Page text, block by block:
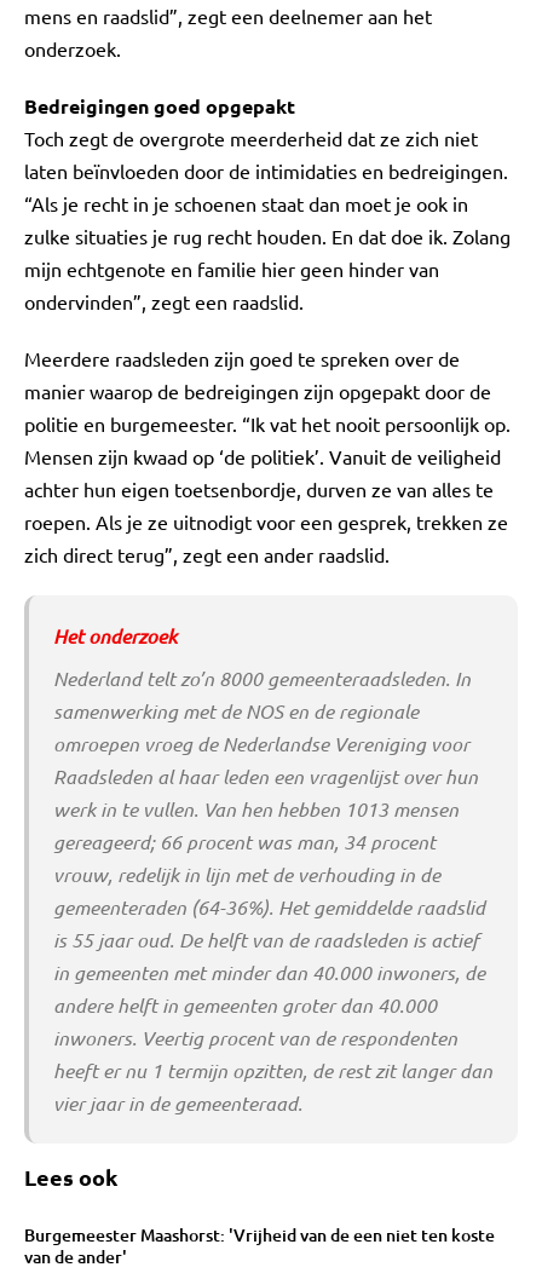
mens en raadslid”, zegt een deelnemer aan het
onderzoek.
Bedreigingen goed opgepakt
Toch zegt de overgrote meerderheid dat ze zich niet
laten beïnvloeden door de intimidaties en bedreigingen.
“Als je recht in je schoenen staat dan moet je ook in
zulke situaties je rug recht houden. En dat doe ik. Zolang
mijn echtgenote en familie hier geen hinder van
ondervinden”, zegt een raadslid.
Meerdere raadsleden zijn goed te spreken over de
manier waarop de bedreigingen zijn opgepakt door de
politie en burgemeester. “Ik vat het nooit persoonlijk op.
Mensen zijn kwaad op ‘de politiek’. Vanuit de veiligheid
achter hun eigen toetsenbordje, durven ze van alles te
roepen. Als je ze uitnodigt voor een gesprek, trekken ze
zich direct terug”, zegt een ander raadslid.
Het onderzoek
Nederland telt zo’n 8000 gemeenteraadsleden. In
samenwerking met de NOS en de regionale
omroepen vroeg de Nederlandse Vereniging voor
Raadsleden al haar leden een vragenlijst over hun
werk in te vullen. Van hen hebben 1013 mensen
gereageerd; 66 procent was man, 34 procent
vrouw, redelijk in lijn met de verhouding in de
gemeenteraden (64-36%). Het gemiddelde raadslid
is 55 jaar oud. De helft van de raadsleden is actief
in gemeenten met minder dan 40.000 inwoners, de
andere helft in gemeenten groter dan 40.000
inwoners. Veertig procent van de respondenten
heeft er nu 1 termijn opzitten, de rest zit langer dan
vier jaar in de gemeenteraad.
Lees ook
Burgemeester Maashorst: 'Vrijheid van de een niet ten koste
van de ander'